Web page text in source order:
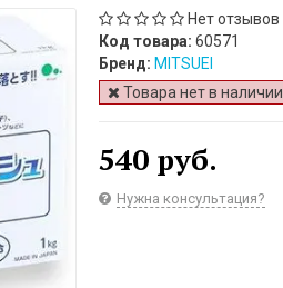
Нет отзывов
Код товара: 60571
Бренд: MITSUEI
Товара нет в наличии
540 руб.
Нужна консультация?